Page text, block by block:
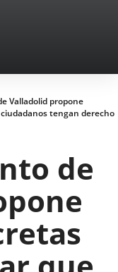
Valladolid propone
tengan derecho
de